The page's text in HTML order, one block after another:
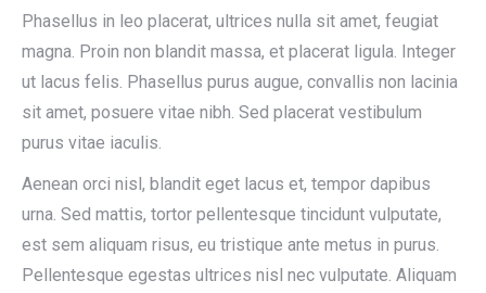
Phasellus in leo placerat, ultrices nulla sit amet, feugiat
magna. Proin non blandit massa, et placerat ligula. Integer
ut lacus felis. Phasellus purus augue, convallis non lacinia
sit amet, posuere vitae nibh. Sed placerat vestibulum
purus vitae iaculis.
Aenean orci nisl, blandit eget lacus et, tempor dapibus
urna. Sed mattis, tortor pellentesque tincidunt vulputate,
est sem aliquam risus, eu tristique ante metus in purus.
Pellentesque egestas ultrices nisl nec vulputate. Aliquam